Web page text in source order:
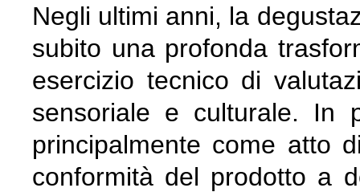
Negli ultimi anni, la
subito una profonda
esercizio tecnico di
sensoriale e culturale. In
principalmente come atto
conformità del prodotto a